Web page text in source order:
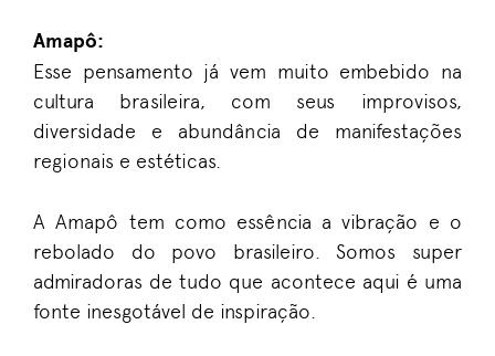
Amapô:
Esse pensamento já vem muito embebido na
cultura brasileira, com seus improvisos,
diversidade e abundância de manifestações
regionais e estéticas.
A Amapô tem como essência a vibração e o
rebolado do povo brasileiro. Somos super
admiradoras de tudo que acontece aqui é uma
fonte inesgotável de inspiração.